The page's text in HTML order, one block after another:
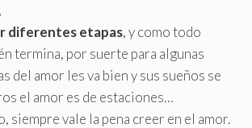
diferentes etapas, y como todo
termina, por suerte para algunas
del amor les va bien y sus sueños se
el amor es de estaciones…
siempre vale la pena creer en el amor.